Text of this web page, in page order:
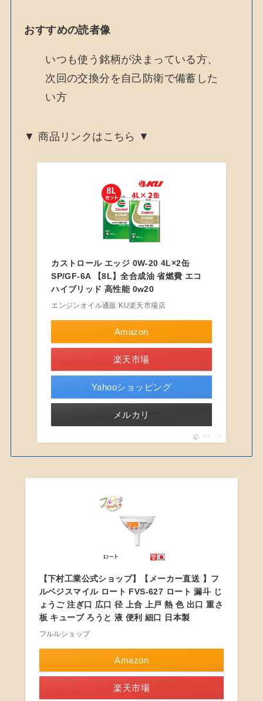
おすすめの読者像
いつも使う銘柄が決まっている方、
次回の交換分を自己防衛で備蓄した
い方
▼ 商品リンクはこちら ▼
カストロール エッジ 0W-20 4L×2缶
SP/GF-6A 【8L】全合成油 省燃費 エコ
ハイブリッド 高性能 0w20
エンジンオイル通販 KU楽天市場店
Amazon
楽天市場
Yahooショッピング
メルカリ
ポチップ
【下村工業公式ショップ】【メーカー直送 】フ
ルベジスマイル ロート FVS-627 ロート 漏斗 じ
ょうご 注ぎ口 広口 径 上合 上戸 熱 色 出口 重さ
板 キューブ ろうと 液 便利 細口 日本製
フルルショップ
Amazon
楽天市場